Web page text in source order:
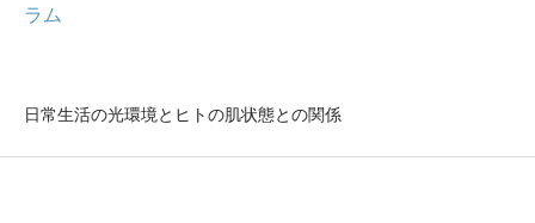
ラム
日常生活の光環境とヒトの肌状態との関係